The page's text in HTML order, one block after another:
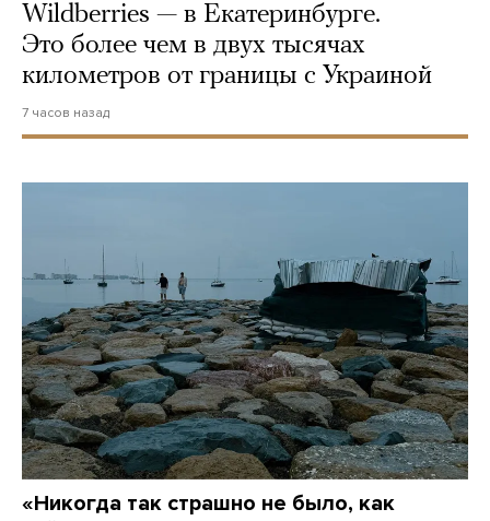
Wildberries — в Екатеринбурге.
Это более чем в двух тысячах
километров от границы с Украиной
7 часов назад
«Никогда так страшно не было, как